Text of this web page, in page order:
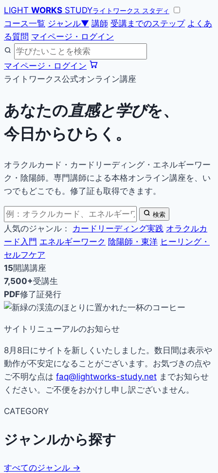
LIGHT WORKS STUDYライトワークス スタディ
コース一覧 ジャンル▼ 講師 受講までのステップ よくあ
る質問 マイページ・ログイン
マイページ・ログイン
ライトワークス公式オンライン講座
あなたの直感と学びを、
今日からひらく。
オラクルカード・カードリーディング・エネルギーワー
ク・陰陽師。専門講師による本格オンライン講座を、い
つでもどこでも。修了証も取得できます。
検索
人気のジャンル： カードリーディング実践 オラクルカ
ード入門 エネルギーワーク 陰陽師・東洋 ヒーリング・
セルフケア
15開講講座
7,500+受講生
PDF修了証発行
サイトリニューアルのお知らせ
8月8日にサイトを新しくいたしました。数日間は表示や
動作が不安定になることがございます。お気づきの点や
ご不明な点は faq@lightworks-study.net までお知らせ
ください。ご不便をおかけし申し訳ございません。
CATEGORY
ジャンルから探す
すべてのジャンル →